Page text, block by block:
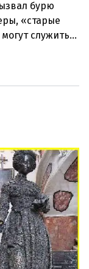
бурю
«старые
служить
требуют